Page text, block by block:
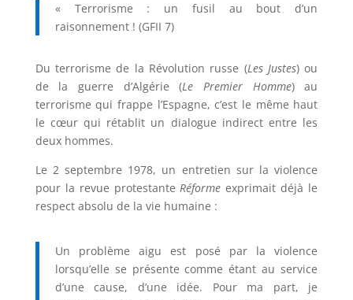
« Terrorisme : un fusil au bout d’un
raisonnement ! (GFII 7)
Du terrorisme de la Révolution russe (Les Justes) ou
de la guerre d’Algérie (Le Premier Homme) au
terrorisme qui frappe l’Espagne, c’est le même haut
le cœur qui rétablit un dialogue indirect entre les
deux hommes.
Le 2 septembre 1978, un entretien sur la violence
pour la revue protestanteRéforme exprimait déjà le
respect absolu de la vie humaine :
Un problème aigu est posé par la violence
lorsqu’elle se présente comme étant au service
d’une cause, d’une idée. Pour ma part, je